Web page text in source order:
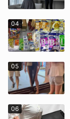
04
05
06